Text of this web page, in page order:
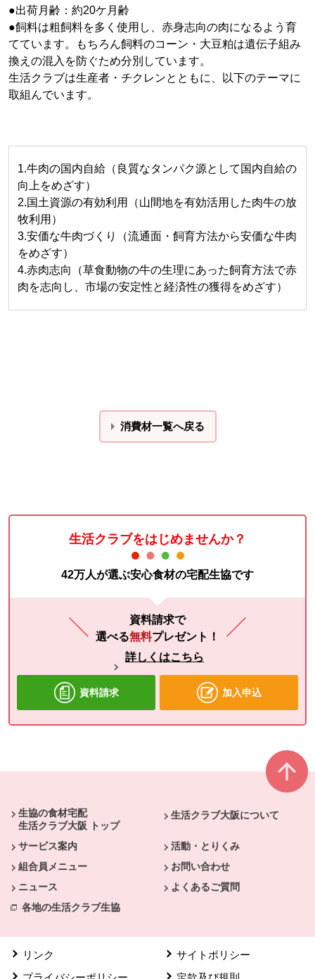
●出荷月齢：約20ケ月齢
●飼料は粗飼料を多く使用し、赤身志向の肉になるよう育
てています。もちろん飼料のコーン・大豆粕は遺伝子組み
換えの混入を防ぐため分別しています。
生活クラブは生産者・チクレンとともに、以下のテーマに
取組んでいます。
1.牛肉の国内自給（良質なタンパク源として国内自給の
向上をめざす）
2.国土資源の有効利用（山間地を有効活用した肉牛の放
牧利用）
3.安価な牛肉づくり（流通面・飼育方法から安価な牛肉
をめざす）
4.赤肉志向（草食動物の牛の生理にあった飼育方法で赤
肉を志向し、市場の安定性と経済性の獲得をめざす）
消費材一覧へ戻る
生活クラブをはじめませんか？
42万人が選ぶ安心食材の宅配生協です
資料請求で
選べる無料プレゼント！
詳しくはこちら
資料請求 加入申込
生協の食材宅配
生活クラブ大阪 トップ
生活クラブ大阪について
サービス案内
活動・とりくみ
組合員メニュー
お問い合わせ
ニュース
よくあるご質問
各地の生活クラブ生協
リンク
サイトポリシー